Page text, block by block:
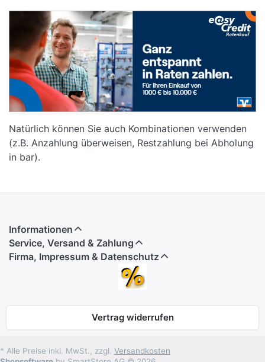
Natürlich können Sie auch Kombinationen verwenden
(z.B. Anzahlung überweisen, Restzahlung bei Abholung
in bar).
Informationen
Service, Versand & Zahlung
Firma, Impressum & Datenschutz
Vertrag widerrufen
* Alle Preise inkl. MwSt., zzgl. Versandkosten